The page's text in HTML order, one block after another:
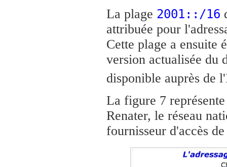
La plage 2001::/16
attribuée pour
Cette plage a ensuite
version actualisée du
disponible auprès de
La figure 7
Renater, le réseau
fournisseur d'accès